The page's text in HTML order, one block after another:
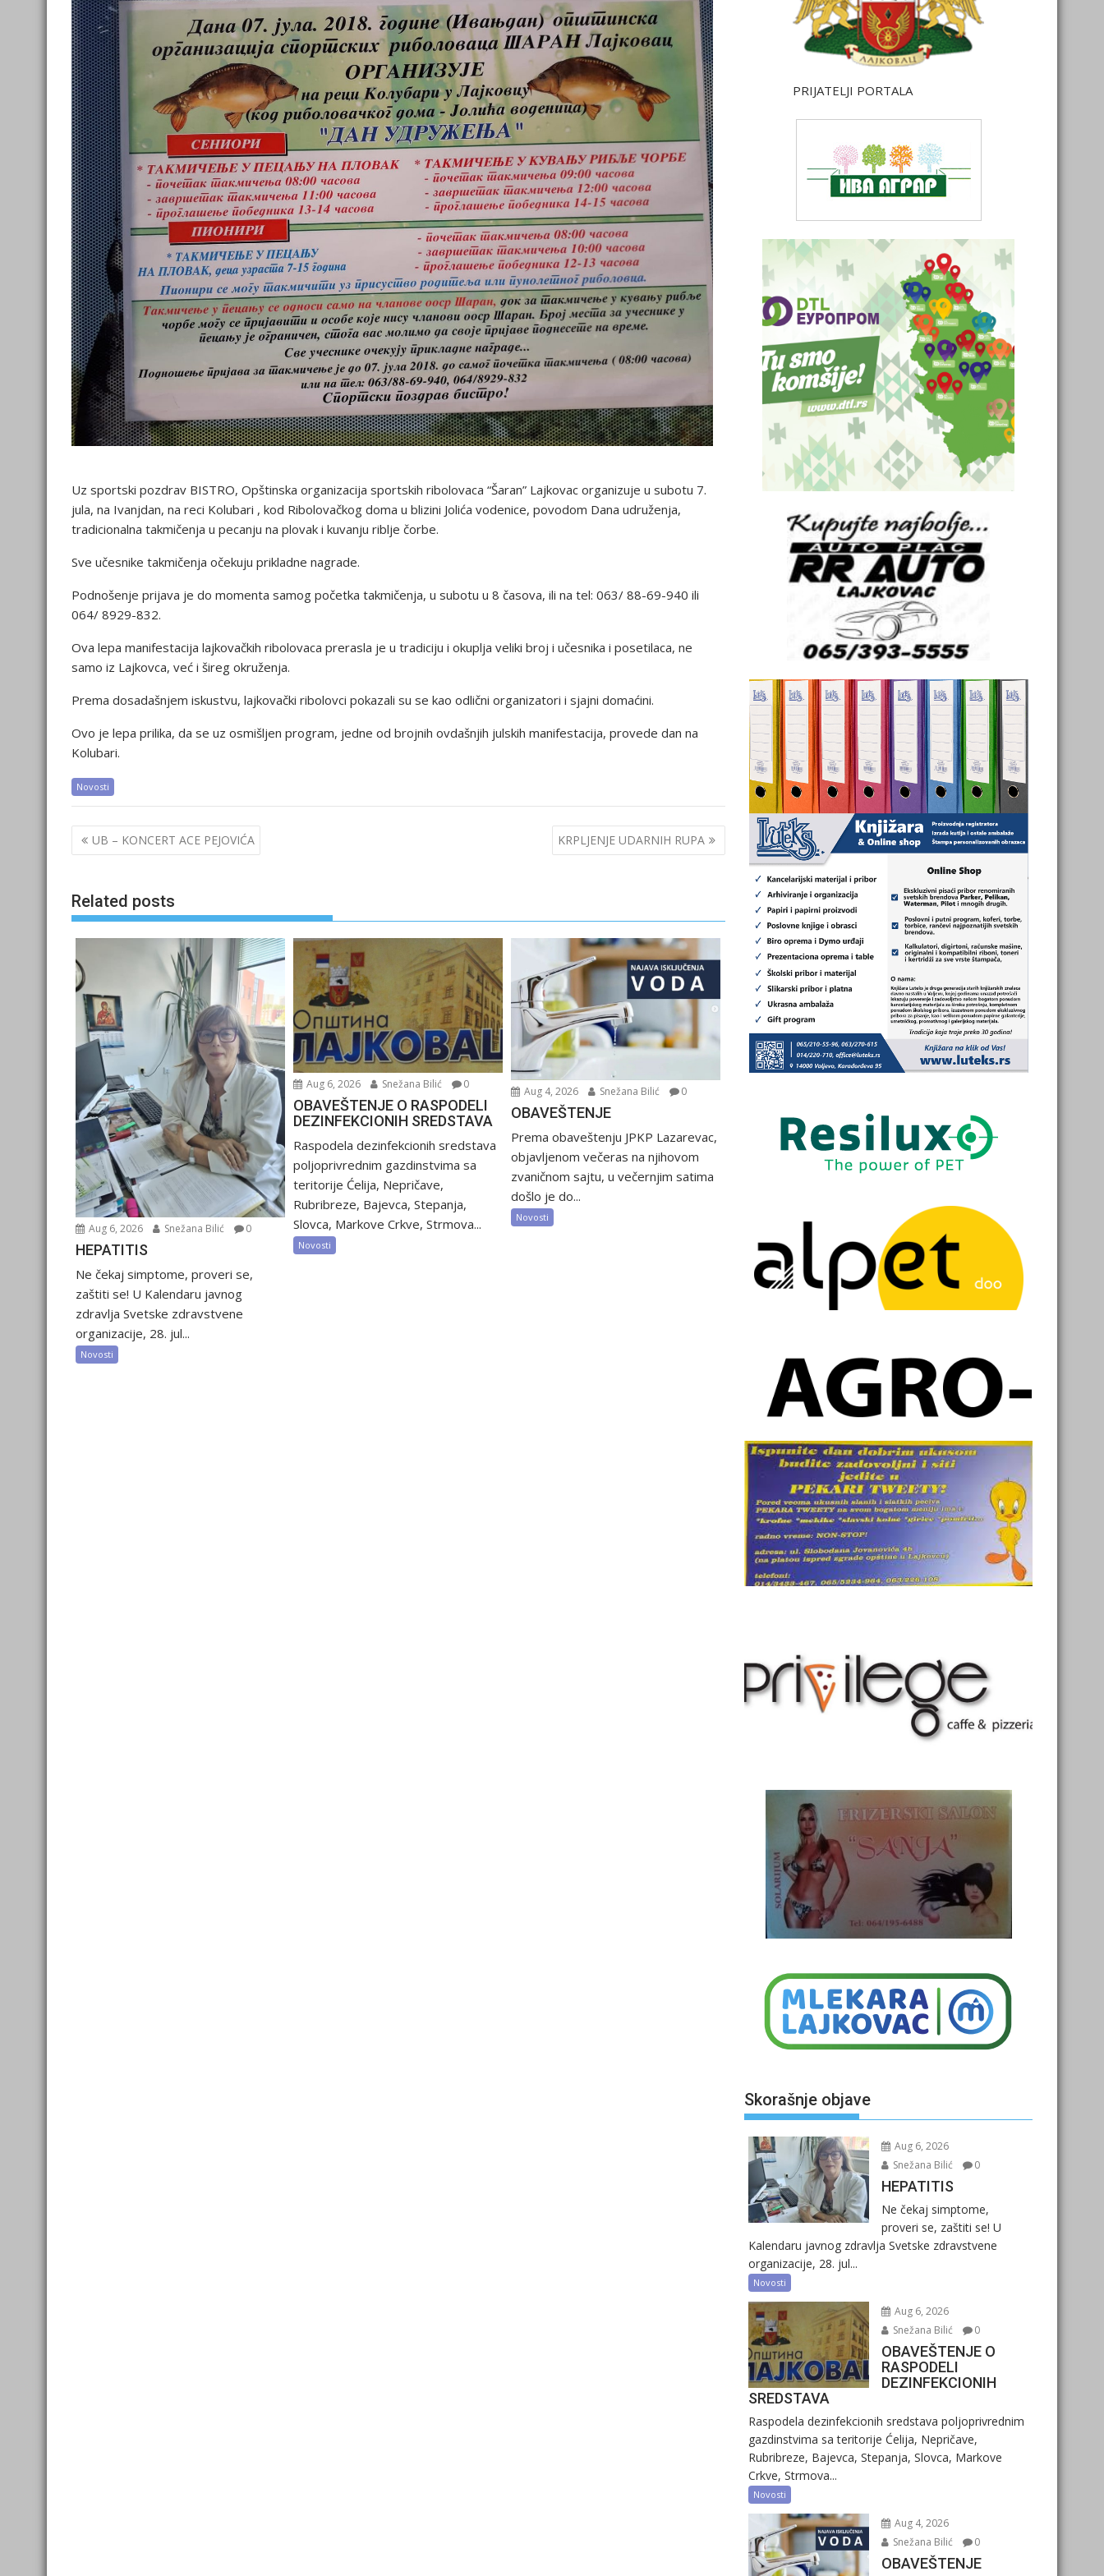
Uz sportski pozdrav BISTRO, Opštinska organizacija sportskih ribolovaca “Šaran” Lajkovac organizuje u subotu 7.
jula, na Ivanjdan, na reci Kolubari , kod Ribolovačkog doma u blizini Jolića vodenice, povodom Dana udruženja,
tradicionalna takmičenja u pecanju na plovak i kuvanju riblje čorbe.
Sve učesnike takmičenja očekuju prikladne nagrade.
Podnošenje prijava je do momenta samog početka takmičenja, u subotu u 8 časova, ili na tel: 063/ 88-69-940 ili
064/ 8929-832.
Ova lepa manifestacija lajkovačkih ribolovaca prerasla je u tradiciju i okuplja veliki broj i učesnika i posetilaca, ne
samo iz Lajkovca, već i šireg okruženja.
Prema dosadašnjem iskustvu, lajkovački ribolovci pokazali su se kao odlični organizatori i sjajni domaćini.
Ovo je lepa prilika, da se uz osmišljen program, jedne od brojnih ovdašnjih julskih manifestacija, provede dan na
Kolubari.
Novosti
Post
navigation
UB – KONCERT ACE PEJOVIĆA KRPLJENJE UDARNIH RUPA
Related posts
Aug 6, 2026 Snežana Bilić 0
HEPATITIS
Ne čekaj simptome, proveri se,
zaštiti se! U Kalendaru javnog
zdravlja Svetske zdravstvene
organizacije, 28. jul...
Novosti
Aug 6, 2026 Snežana Bilić 0
OBAVEŠTENJE O RASPODELI
DEZINFEKCIONIH SREDSTAVA
Raspodela dezinfekcionih sredstava
poljoprivrednim gazdinstvima sa
teritorije Ćelija, Nepričave,
Rubribreze, Bajevca, Stepanja,
Slovca, Markove Crkve, Strmova...
Novosti
Aug 4, 2026 Snežana Bilić 0
OBAVEŠTENJE
Prema obaveštenju JPKP Lazarevac,
objavljenom večeras na njihovom
zvaničnom sajtu, u večernjim satima
došlo je do...
Novosti
PRIJATELJI PORTALA
Skorašnje objave
Aug 6, 2026
Snežana Bilić
0
HEPATITIS
Ne čekaj simptome,
proveri se, zaštiti se! U
Kalendaru javnog zdravlja Svetske zdravstvene
organizacije, 28. jul...
Novosti
Aug 6, 2026
Snežana Bilić
0
OBAVEŠTENJE O
RASPODELI
DEZINFEKCIONIH
SREDSTAVA
Raspodela dezinfekcionih sredstava poljoprivrednim
gazdinstvima sa teritorije Ćelija, Nepričave,
Rubribreze, Bajevca, Stepanja, Slovca, Markove
Crkve, Strmova...
Novosti
Aug 4, 2026
Snežana Bilić
0
OBAVEŠTENJE